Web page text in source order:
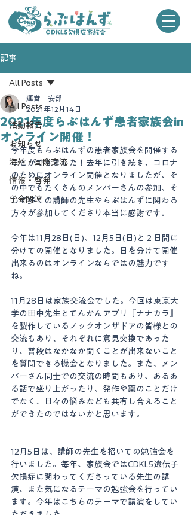
記事
All Posts
活動報告
お知らせ
海外・国際交流
情報・啓発
学会関連
All Posts
2021年度らぶはんず患者家族会in
オンライン開催！
運営 安部
2021年12月14日
今年度もらぶはんずの患者家族会を開催する
ことができました！去年に引き続き、コロナ
のためにオンライン開催となりましたが、そ
の中でもたくさんのメンバーさんの参加、そ
して多くの講師の先生やらぶはんずに関わる
方々が参加してくださり本当に感謝です。
今年は11月28日(日)、12月5日(日)と２日間に
分けての開催となりました。日を分けて開催
出来るのはオンラインならではの魅力です
ね。
11月28日は家族交流会でした。今回は東京大
学の田中先生とてんかんアプリ『ナナカラ』
を製作しているノックオンザドアの皆様との
交流もあり、それぞれに意見交換であった
り、普段はなかなか聞くことが出来ないこと
を質問できる機会となりました。また、メン
バーさん同士での交流の時間もあり、あるあ
る話で盛り上がったり、発作や薬のことだけ
でなく、日々の悩みなども共有し合えること
ができたのではないかと思います。
12月5日は、講師の先生を招いての勉強会を
行いました。毎年、家族会ではCDKL5遺伝子
欠損症に関わってくださっている先生の講
演、また気になるテーマの勉強会を行ってい
ます。今年はこちらのテーマで講演をしてい